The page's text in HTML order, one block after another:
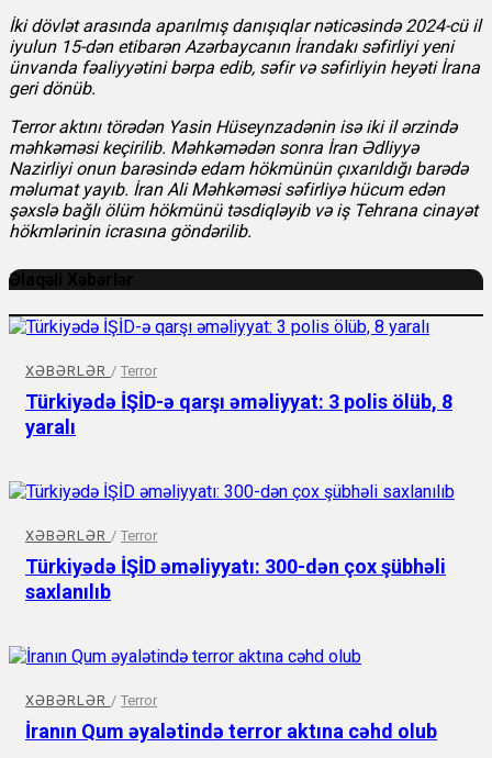
İki dövlət arasında aparılmış danışıqlar nəticəsində 2024-cü il
iyulun 15-dən etibarən Azərbaycanın İrandakı səfirliyi yeni
ünvanda fəaliyyətini bərpa edib, səfir və səfirliyin heyəti İrana
geri dönüb.
Terror aktını törədən Yasin Hüseynzadənin isə iki il ərzində
məhkəməsi keçirilib. Məhkəmədən sonra İran Ədliyyə
Nazirliyi onun barəsində edam hökmünün çıxarıldığı barədə
məlumat yayıb. İran Ali Məhkəməsi səfirliyə hücum edən
şəxslə bağlı ölüm hökmünü təsdiqləyib və iş Tehrana cinayət
hökmlərinin icrasına göndərilib.
Əlaqəli Xəbərlər
XƏBƏRLƏR / Terror
Türkiyədə İŞİD-ə qarşı əməliyyat: 3 polis ölüb, 8
yaralı
XƏBƏRLƏR / Terror
Türkiyədə İŞİD əməliyyatı: 300-dən çox şübhəli
saxlanılıb
XƏBƏRLƏR / Terror
İranın Qum əyalətində terror aktına cəhd olub